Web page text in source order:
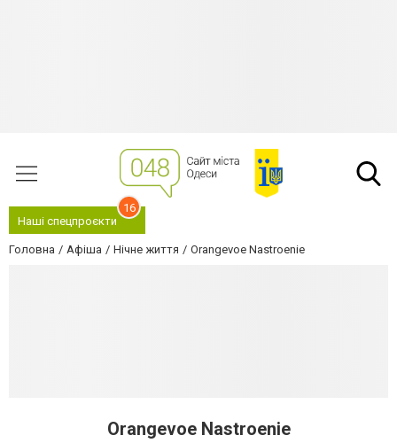
Наші спецпроєкти
16
Головна Афіша Нічне життя Orangevoe Nastroenie
Orangevoe Nastroenie